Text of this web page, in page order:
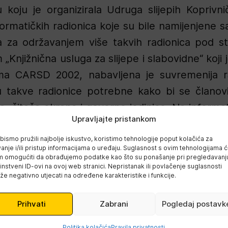
Upravljajte pristankom
bismo pružili najbolje iskustvo, koristimo tehnologije poput kolačića za
i/ili pristup informacijama o uređaju. Suglasnost s ovim tehnologijama
omogućiti da obrađujemo podatke kao što su ponašanje pri
ID-ovi na ovoj web stranici. Nepristanak ili povlačenje suglasnosti
negativno utjecati na određene karakteristike i funkcije.
Prihvati Zabrani Pogledaj
je organizirala Udruga slijepih
radionica koje su bile namijenjene
za održavanjem više takvih radionica pod
usluga za slijepe i slabovidne“
CARSD 2002, nabavljena je suvremenija
takve radionice potrebne kako bi se
čitača ekrana i govorne jedinice. Na
tehnikama korištenja računala sa svom
vida. Takvom radionicom omogućuje
i izvorima znanja preko
opismenjavanju, odnosno ovladavanju
potrebnih u svakodnevnom životu.
vida mora imati individualne sate
10 sati po osobi.